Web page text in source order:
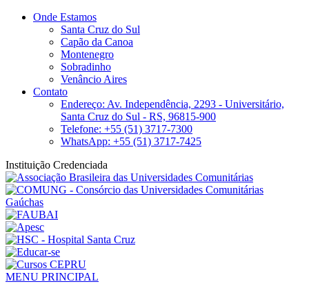
Onde Estamos
Santa Cruz do Sul
Capão da Canoa
Montenegro
Sobradinho
Venâncio Aires
Contato
Endereço: Av. Independência, 2293 - Universitário,
Santa Cruz do Sul - RS, 96815-900
Telefone: +55 (51) 3717-7300
WhatsApp: +55 (51) 3717-7425
Instituição Credenciada
MENU PRINCIPAL